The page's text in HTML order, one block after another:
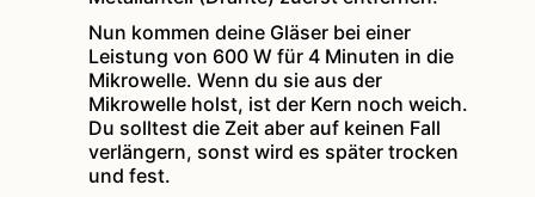
Nun kommen deine Gläser bei einer
Leistung von 600 W für 4 Minuten in die
Mikrowelle. Wenn du sie aus der
Mikrowelle holst, ist der Kern noch weich.
Du solltest die Zeit aber auf keinen Fall
verlängern, sonst wird es später trocken
und fest.